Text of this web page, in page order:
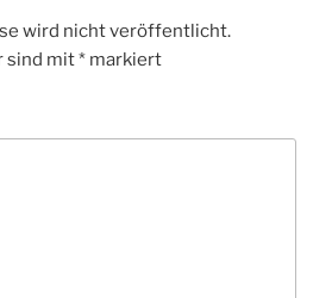
wird nicht veröffentlicht.
sind mit* markiert